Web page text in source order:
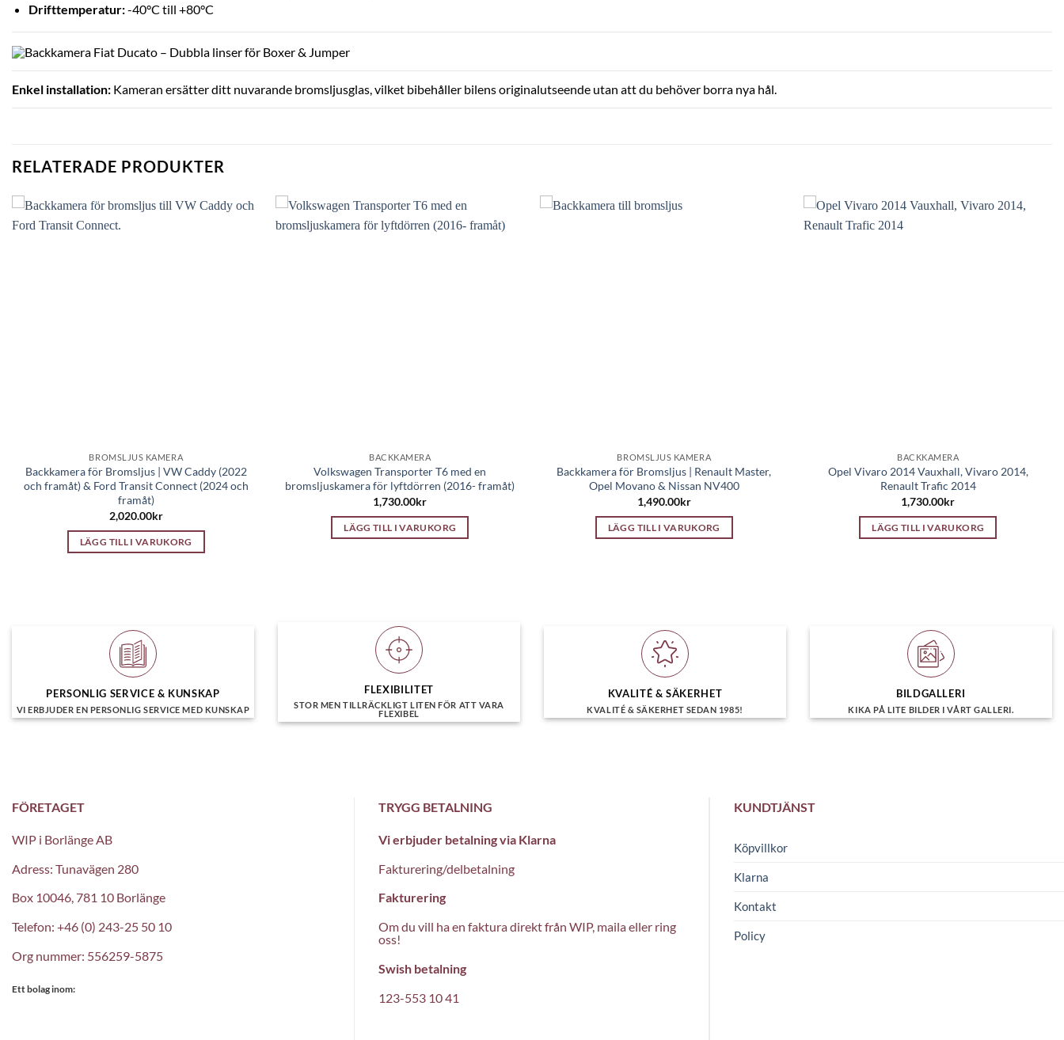
Drifttemperatur:-40°C till +80°C
Enkel installation: Kameran ersätter ditt nuvarande bromsljusglas, vilket bibehåller bilens originalutseende utan att du behöver borra nya hål.
RELATERADE PRODUKTER
BROMSLJUS KAMERA
Backkamera för Bromsljus | VW Caddy (2022
och framåt) & Ford Transit Connect (2024 och
framåt)
2,020.00kr
LÄGG TILL I VARUKORG
BACKKAMERA
Volkswagen Transporter T6 med en
bromsljuskamera för lyftdörren (2016- framåt)
1,730.00kr
LÄGG TILL I VARUKORG
BROMSLJUS KAMERA
Backkamera för Bromsljus | Renault Master,
Opel Movano & Nissan NV400
1,490.00kr
LÄGG TILL I VARUKORG
BACKKAMERA
Opel Vivaro 2014 Vauxhall, Vivaro 2014,
Renault Trafic 2014
1,730.00kr
LÄGG TILL I VARUKORG
PERSONLIG SERVICE & KUNSKAP
VI ERBJUDER EN PERSONLIG SERVICE MED KUNSKAP
FLEXIBILITET
STOR MEN TILLRÄCKLIGT LITEN FÖR ATT VARA
FLEXIBEL
KVALITÉ & SÄKERHET
KVALITÉ & SÄKERHET SEDAN 1985!
BILDGALLERI
KIKA PÅ LITE BILDER I VÅRT GALLERI.
FÖRETAGET
WIP i Borlänge AB
Adress: Tunavägen 280
Box 10046, 781 10 Borlänge
Telefon: +46 (0) 243-25 50 10
Org nummer: 556259-5875
Ett bolag inom:
TRYGG BETALNING
Vi erbjuder betalning via Klarna
Fakturering/delbetalning
Fakturering
Om du vill ha en faktura direkt från WIP, maila eller ring
oss!
Swish betalning
123-553 10 41
KUNDTJÄNST
Köpvillkor
Klarna
Kontakt
Policy